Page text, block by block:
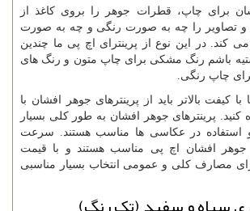
برای چاپ، قطرات جوهر را بروی کاغذ از
تصاویر را چه به صورت رنگی و چه به صورت
کند. در این نوع از پرینترای اچ پی ما چندین
باشم رنگ مشکی برای چاپ متون و رنگ های
چاپ رنگی.
کیفت بالاتر باید از پرینترهای جوهر افشان با
کنید. پرینترهای جوهر افشان به طور کلی بسیار
در عکاسی ها مناسب هستند. سرعت
جوهر افشان اچ پی مناسب هستند و با قیمت
مصارف کلی و عمومی انتخاب بسیار مناسبی